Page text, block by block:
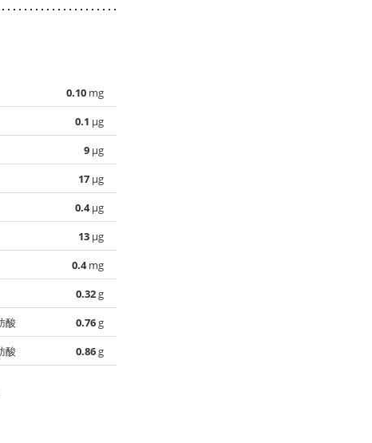
0.10 mg
0.1 µg
9 µg
17 µg
0.4µg
13 µg
0.4mg
0.32g
酸
0.76g
酸
0.86g